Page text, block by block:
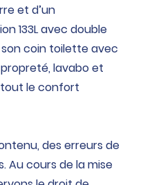
et d’un
133L avec double
coin toilette avec
lavabo et
tout le confort
des erreurs de
Au cours de la mise